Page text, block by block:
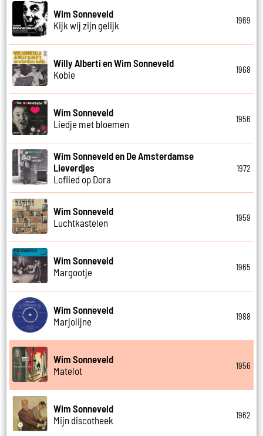
Wim Sonneveld
Kijk wij zijn gelijk
1969
Willy Alberti en Wim Sonneveld
Kobie
1968
Wim Sonneveld
Liedje met bloemen
1956
Wim Sonneveld en De Amsterdamse
Lieverdjes
Loflied op Dora
1972
Wim Sonneveld
Luchtkastelen
1959
Wim Sonneveld
Margootje
1965
Wim Sonneveld
Marjolijne
1988
Wim Sonneveld
Matelot
1956
Wim Sonneveld
Mijn discotheek
1962